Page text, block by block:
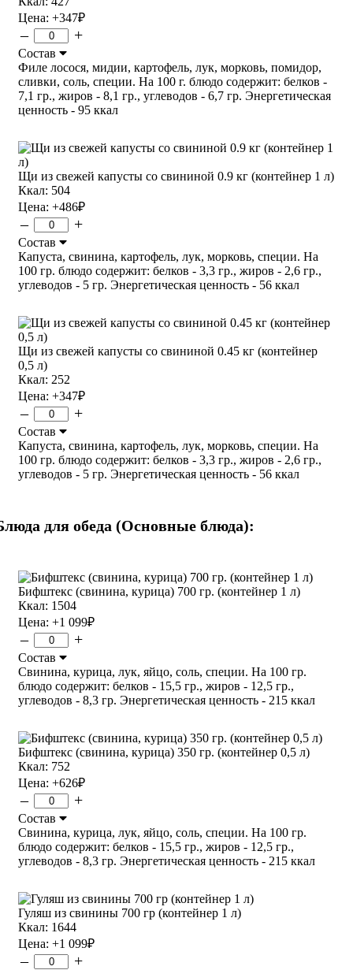
Цена: +347₽
– +
Состав
Филе лосося, мидии, картофель, лук, морковь, помидор,
сливки, соль, специи. На 100 г. блюдо содержит: белков -
7,1 гр., жиров - 8,1 гр., углеводов - 6,7 гр. Энергетическая
ценность - 95 ккал
Щи из свежей капусты со свининой 0.9 кг (контейнер 1 л)
Ккал: 504
Цена: +486₽
– +
Состав
Капуста, свинина, картофель, лук, морковь, специи. На
100 гр. блюдо содержит: белков - 3,3 гр., жиров - 2,6 гр.,
углеводов - 5 гр. Энергетическая ценность - 56 ккал
Щи из свежей капусты со свининой 0.45 кг (контейнер
0,5 л)
Ккал: 252
Цена: +347₽
– +
Состав
Капуста, свинина, картофель, лук, морковь, специи. На
100 гр. блюдо содержит: белков - 3,3 гр., жиров - 2,6 гр.,
углеводов - 5 гр. Энергетическая ценность - 56 ккал
для обеда (Основные блюда):
Бифштекс (свинина, курица) 700 гр. (контейнер 1 л)
Ккал: 1504
Цена: +1 099₽
– +
Состав
Свинина, курица, лук, яйцо, соль, специи. На 100 гр.
блюдо содержит: белков - 15,5 гр., жиров - 12,5 гр.,
углеводов - 8,3 гр. Энергетическая ценность - 215 ккал
Бифштекс (свинина, курица) 350 гр. (контейнер 0,5 л)
Ккал: 752
Цена: +626₽
– +
Состав
Свинина, курица, лук, яйцо, соль, специи. На 100 гр.
блюдо содержит: белков - 15,5 гр., жиров - 12,5 гр.,
углеводов - 8,3 гр. Энергетическая ценность - 215 ккал
Гуляш из свинины 700 гр (контейнер 1 л)
Ккал: 1644
Цена: +1 099₽
– +